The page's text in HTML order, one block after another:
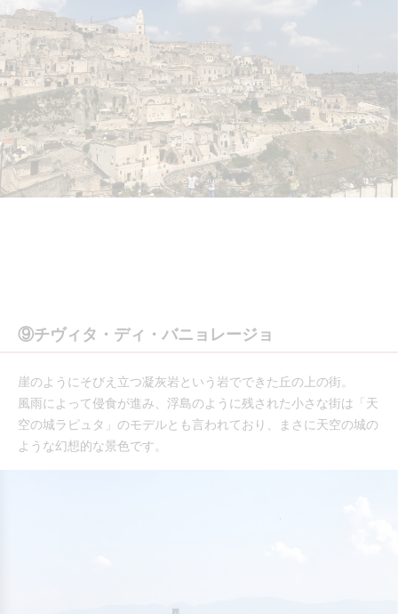
⑨チヴィタ・ディ・バニョレージョ
崖のようにそびえ立つ凝灰岩という岩でできた丘の上の街。
風雨によって侵食が進み、浮島のように残された小さな街は「天
空の城ラピュタ」のモデルとも言われており、まさに天空の城の
ような幻想的な景色です。